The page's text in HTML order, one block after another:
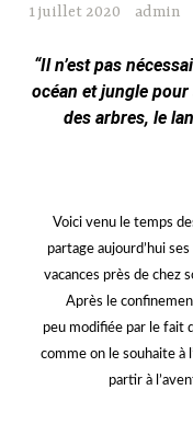
1 juillet 2020 admin
“Il n’est pas
océan et jungle
des arbres, le
Voici venu le temps
partage aujourd’hui
vacances près de chez
Après le
peu modifiée par le fait
comme on le souhaite à
partir à